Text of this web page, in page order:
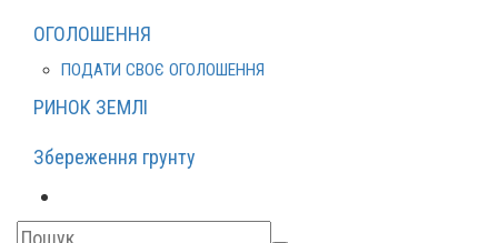
ОГОЛОШЕННЯ
ПОДАТИ СВОЄ ОГОЛОШЕННЯ
РИНОК ЗЕМЛІ
Збереження грунту